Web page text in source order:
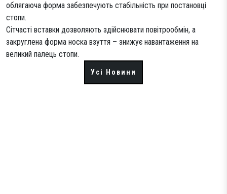
облягаюча форма забезпечують стабільність при постановці
стопи.
Сітчасті вставки дозволяють здійснювати повітрообмін, а
закруглена форма носка взуття – знижує навантаження на
великий палець стопи.
Усі Новини